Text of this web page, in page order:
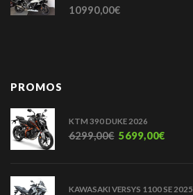
10990,00€
PROMOS
KTM 390 DUKE 2026
6299,00€ 5699,00€
KAWASAKI VERSYS 1100 SE 2025